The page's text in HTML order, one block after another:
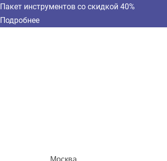
Пакет инструментов со скидкой 40%
Подробнее
Москва